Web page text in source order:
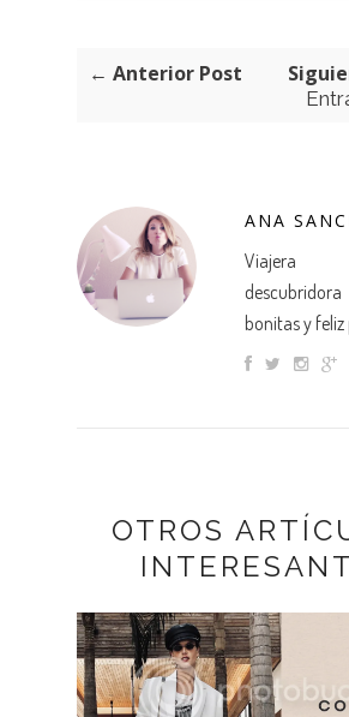
← Anterior Post
ANA
Viajera
bonitas y feliz
OTROS